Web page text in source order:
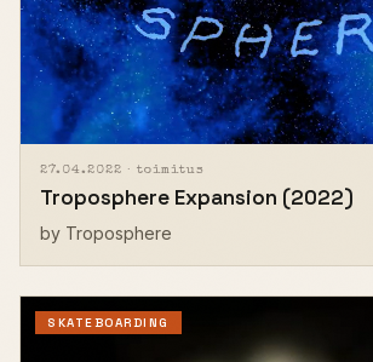
27.04.2022 · toimitus
Troposphere Expansion (2022)
by Troposphere
SKATEBOARDING